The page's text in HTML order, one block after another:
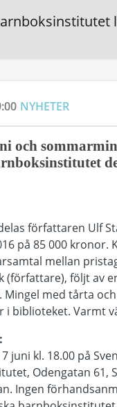
NYHETER
och
författaren Ulf
på 85 000 kronor.
mellan
(författare), följt av
Mingel med tårta
i biblioteket. Varmt
juni kl. 18.00 på
Odengatan 61,
Ingen